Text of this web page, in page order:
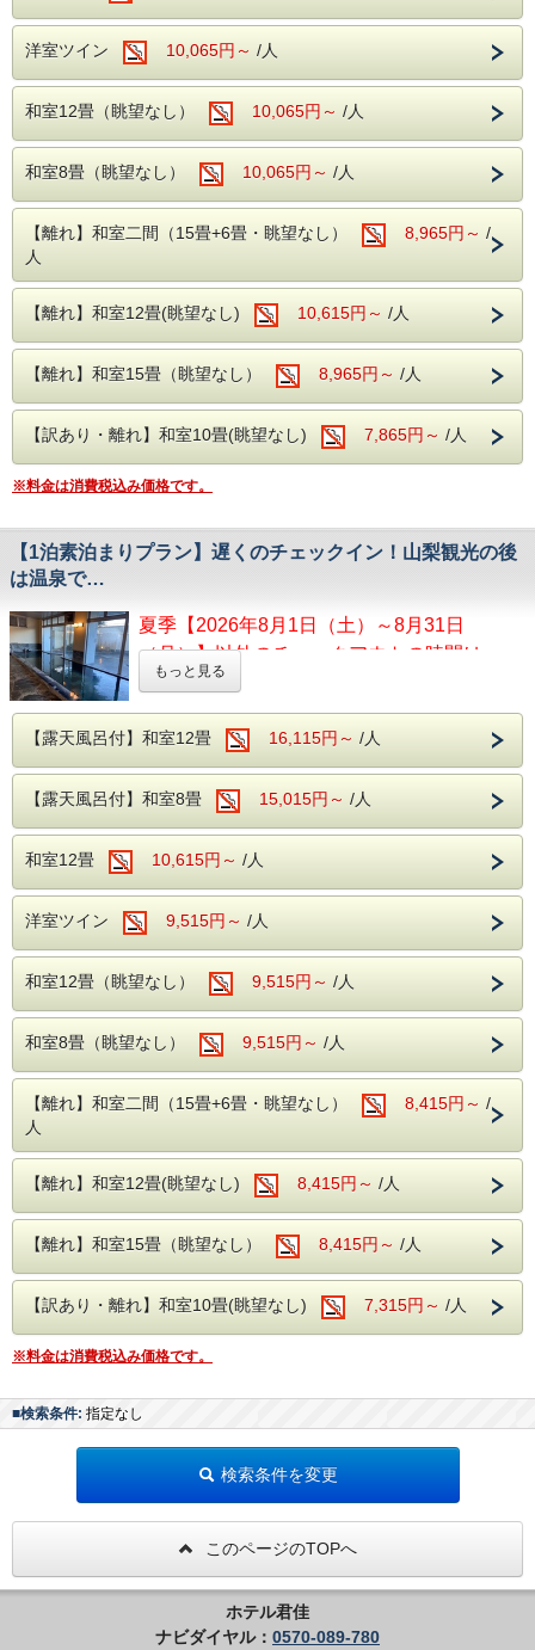
たくさんあるブドウ園の1つから温泉が湧いたことが発祥の
石和温泉。
石和温泉を心よりお楽しみください。
※客室露天風呂は沸かし湯となります。
【大浴場】
す。
見る角度により表情を変えるのが魅力となり、風情溢れる当
館の魅力の1つとなります。
温泉は、ブドウ園から湧いた石和温泉。
アルカリ性のトロトロした湯が特徴で、クレンジング効果に
【館内施設】
・無料予約制カラオケ
・無料予約制卓球
・ゲームコーナー
洋室ツイン 10,065円～ /人
和室12畳（眺望なし） 10,065円～ /人
和室8畳（眺望なし） 10,065円～ /人
【離れ】和室二間（15畳+6畳・眺望なし） 8,965円～ /
人
【離れ】和室12畳(眺望なし) 10,615円～ /人
【離れ】和室15畳（眺望なし） 8,965円～ /人
【訳あり・離れ】和室10畳(眺望なし) 7,865円～ /人
※料金は消費税込み価格です。
【1泊素泊まりプラン】遅くのチェックイン！山梨観光の後
は温泉で…
夏季【2026年8月1日（土）～8月31日
（月）】以外のチェックアウトの時間は
11:00です。
観光してからのチェックインで到着が遅くな
る・・・
翌朝は早く出発して観光がしたい・・・
ご当地グルメを楽しみたい方にもぴったりのプラン
です！
チェックインは22時までOK！
チェックアウトも通常通りの、ゆったり11時
もちろん、カラオケなどの館内の無料施設も
高いクレンジング効果で肌をすべすべにする
アルカリ性の美肌の湯として
山梨県を楽しみつくすなら、ここ石和温泉が
断然おススメ！
ぜひ山梨県をお楽しみください！
※客室露天風呂は沸かし湯となります。
【大浴場】
大浴場の入り口手前には、浮舞台「三条夫
人」がございます。
見る角度により表情を変えるのが魅力とな
露天風呂もございます。
もっと見る
【露天風呂付】和室12畳 16,115円～ /人
【露天風呂付】和室8畳 15,015円～ /人
和室12畳 10,615円～ /人
洋室ツイン 9,515円～ /人
和室12畳（眺望なし） 9,515円～ /人
和室8畳（眺望なし） 9,515円～ /人
【離れ】和室二間（15畳+6畳・眺望なし） 8,415円～ /
人
【離れ】和室12畳(眺望なし) 8,415円～ /人
【離れ】和室15畳（眺望なし） 8,415円～ /人
【訳あり・離れ】和室10畳(眺望なし) 7,315円～ /人
※料金は消費税込み価格です。
■検索条件: 指定なし
検索条件を変更
このページのTOPへ
ホテル君佳
ナビダイヤル： 0570-089-780